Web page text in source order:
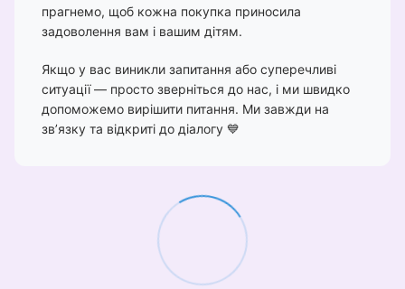
прагнемо, щоб кожна покупка приносила
задоволення вам і вашим дітям.
Якщо у вас виникли запитання або суперечливі
ситуації — просто зверніться до нас, і ми швидко
допоможемо вирішити питання. Ми завжди на
зв’язку та відкриті до діалогу 💙